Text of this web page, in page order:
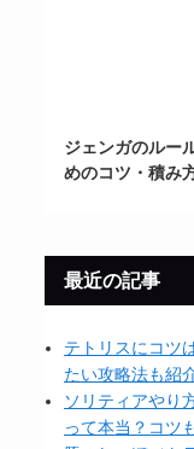
ジェンガのルー
めのコツ・積み
最近の記事
テトリスにコツ
たい攻略法も紹
ソリティアやり
って本当？コツ